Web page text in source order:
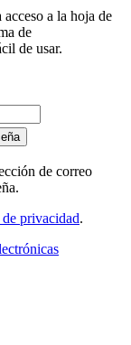
a la hoja de
de
de usar.
de correo
privacidad.